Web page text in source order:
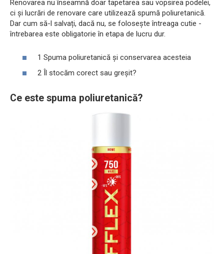
Renovarea nu înseamnă doar tapetarea sau vopsirea podelei,
ci și lucrări de renovare care utilizează spumă poliuretanică.
Dar cum să-l salvați, dacă nu, se folosește întreaga cutie -
întrebarea este obligatorie în etapa de lucru dur.
1 Spuma poliuretanică și conservarea acesteia
2 Îl stocăm corect sau greșit?
Ce este spuma poliuretanică?